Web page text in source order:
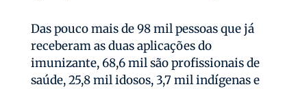
Das pouco mais de 98 mil pessoas que já
receberam as duas aplicações do
imunizante, 68,6 mil são profissionais de
saúde, 25,8 mil idosos, 3,7 mil indígenas e